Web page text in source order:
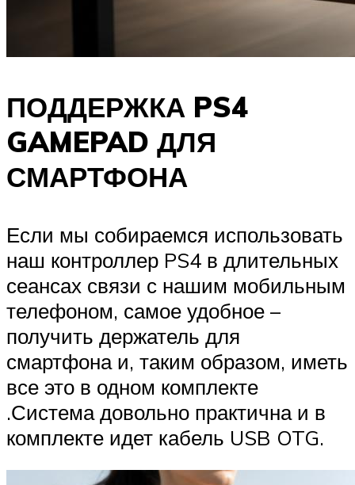
ПОДДЕРЖКА PS4
GAMEPAD ДЛЯ
СМАРТФОНА
Если мы собираемся использовать
наш контроллер PS4 в длительных
сеансах связи с нашим мобильным
телефоном, самое удобное –
получить держатель для
смартфона и, таким образом, иметь
все это в одном комплекте
.Система довольно практична и в
комплекте идет кабель USB OTG.